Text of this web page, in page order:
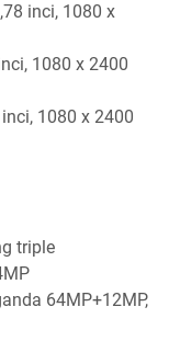
inci, 1080 x
1080 x 2400
1080 x 2400
triple
64MP+12MP,